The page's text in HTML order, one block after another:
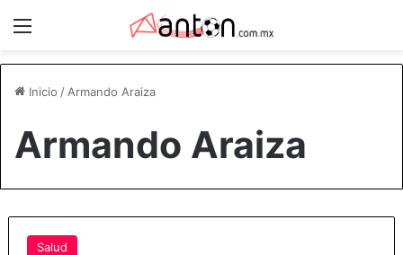
Inicio / Armando Araiza
Armando Araiza
Salud